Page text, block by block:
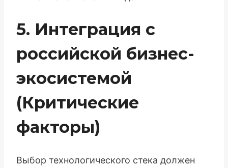
5. Интеграция с
российской бизнес-
экосистемой
(Критические
факторы)
Выбор технологического стека должен